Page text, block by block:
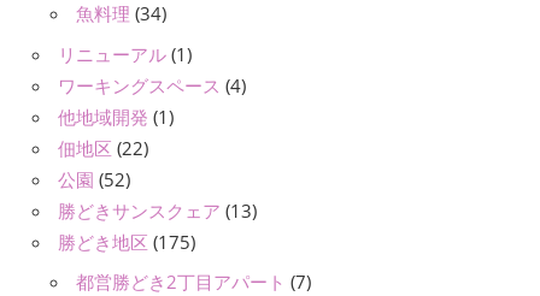
魚料理 (34)
リニューアル (1)
ワーキングスペース (4)
他地域開発 (1)
佃地区 (22)
公園 (52)
勝どきサンスクェア (13)
勝どき地区 (175)
都営勝どき2丁目アパート (7)